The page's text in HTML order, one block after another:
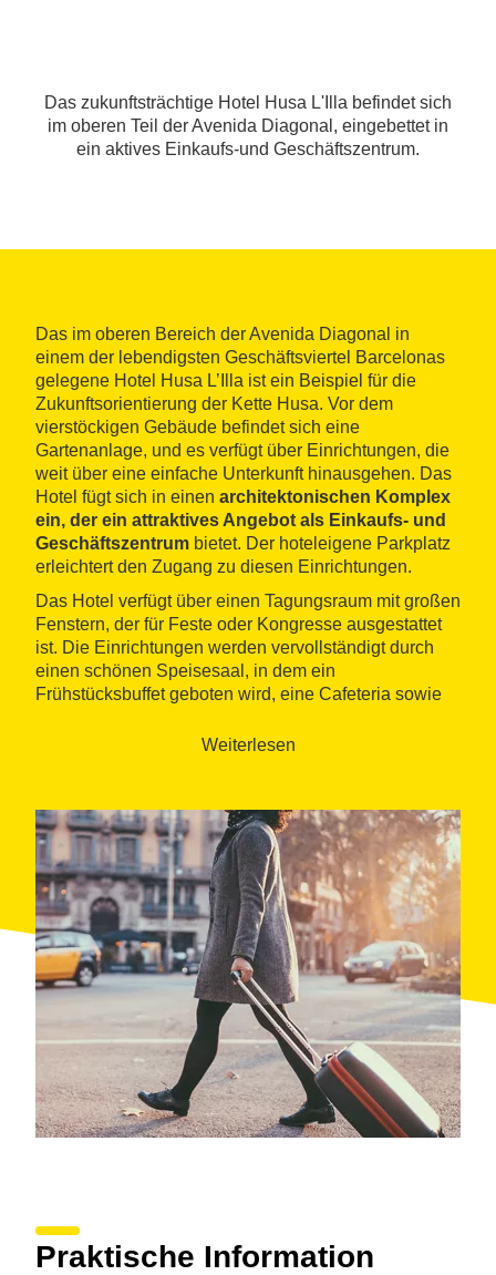
Das zukunftsträchtige Hotel Husa L'Illa befindet sich
im oberen Teil der Avenida Diagonal, eingebettet in
ein aktives Einkaufs-und Geschäftszentrum.
Das im oberen Bereich der Avenida Diagonal in
einem der lebendigsten Geschäftsviertel Barcelonas
gelegene Hotel Husa L’Illa ist ein Beispiel für die
Zukunftsorientierung der Kette Husa. Vor dem
vierstöckigen Gebäude befindet sich eine
Gartenanlage, und es verfügt über Einrichtungen, die
weit über eine einfache Unterkunft hinausgehen. Das
Hotel fügt sich in einen architektonischen Komplex
ein, der ein attraktives Angebot als Einkaufs- und
Geschäftszentrum bietet. Der hoteleigene Parkplatz
erleichtert den Zugang zu diesen Einrichtungen.
Das Hotel verfügt über einen Tagungsraum mit großen
Fenstern, der für Feste oder Kongresse ausgestattet
ist. Die Einrichtungen werden vervollständigt durch
einen schönen Speisesaal, in dem ein
Frühstücksbuffet geboten wird, eine Cafeteria sowie
à la carte serviert werden. Für den Schlummertrunk
Gästezimmer: 2 Einzel-, 92 Doppelzimmer und neun
große und komfortable Suiten mit gut ausgestatteten
Bädern und Klimaanlage. Alle verfügen über ein
Fernsehgerät, eine Minibar und Internetanschluss. Die
Suiten haben außerdem ein eigenes Wohnzimmer
und einen Arbeitstisch.
Weiterlesen
Praktische Information